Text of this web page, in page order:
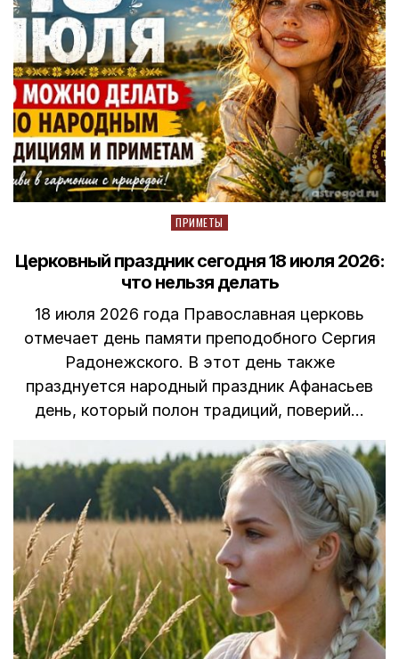
Posted
ПРИМЕТЫ
Церковный праздник сегодня 18 июля 2026:
что нельзя делать
18 июля 2026 года Православная церковь
отмечает день памяти преподобного Сергия
Радонежского. В этот день также
празднуется народный праздник Афанасьев
день, который полон традиций, поверий…